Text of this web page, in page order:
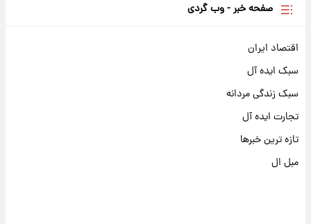
صفحه خبر - وب گردی
اقتصاد ایران
سبک ایده آل
سبک زندگی مردانه
تجارت ایده آل
تازه ترین خبرها
مبل ال